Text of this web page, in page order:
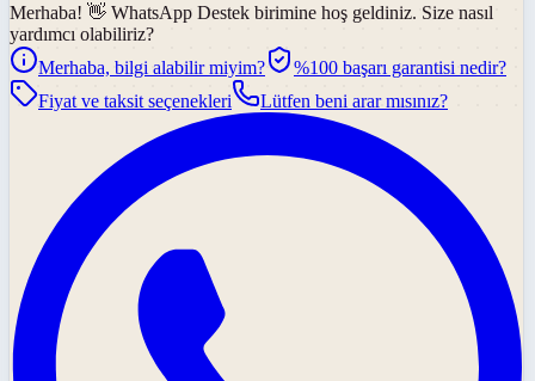
Merhaba! 👋 WhatsApp Destek birimine hoş geldiniz. Size nasıl
yardımcı olabiliriz?
Merhaba, bilgi alabilir miyim?
%100 başarı garantisi nedir?
Fiyat ve taksit seçenekleri
Lütfen beni arar mısınız?